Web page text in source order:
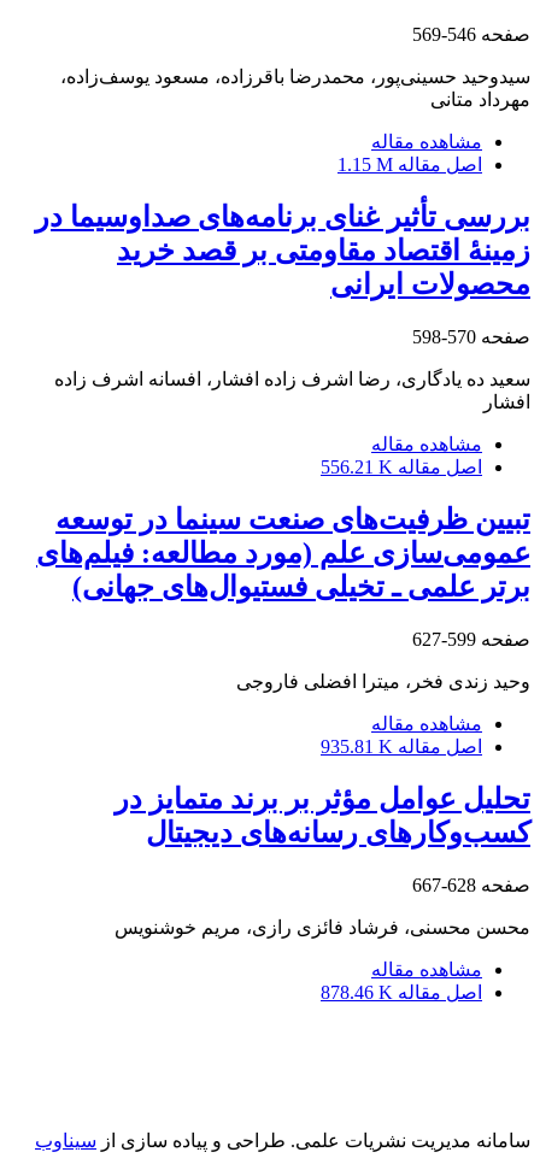
صفحه 546-569
سیدوحید حسینی‌پور، محمدرضا باقرزاده، مسعود یوسف‌زاده،
مهرداد متانی
مشاهده مقاله
اصل مقاله 1.15 M
بررسی تأثیر غنای برنامه‌های صداوسیما در
زمینۀ اقتصاد مقاومتی بر قصد خرید
محصولات ایرانی
صفحه 570-598
سعید ده یادگاری، رضا اشرف زاده افشار، افسانه اشرف زاده
افشار
مشاهده مقاله
اصل مقاله 556.21 K
تبیین ظرفیت‌های صنعت سینما در توسعه
عمومی‌سازی علم (مورد مطالعه: فیلم‌های
برتر علمی ـ تخیلی فستیوال‌های جهانی)
صفحه 599-627
وحید زندی فخر، میترا افضلی فاروجی
مشاهده مقاله
اصل مقاله 935.81 K
تحلیل عوامل مؤثر بر برند متمایز در
کسب‌وکارهای رسانه‌های دیجیتال
صفحه 628-667
محسن محسنی، فرشاد فائزی رازی، مریم خوشنویس
مشاهده مقاله
اصل مقاله 878.46 K
سامانه مدیریت نشریات علمی. طراحی و پیاده سازی از سیناوب